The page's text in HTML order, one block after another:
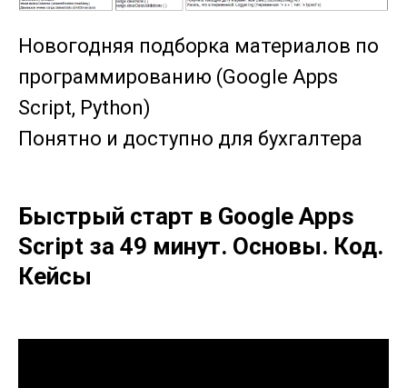
Новогодняя подборка материалов по
программированию (Google Apps
Script, Python)
Понятно и доступно для бухгалтера
Быстрый старт в Google Apps
Script за 49 минут. Основы. Код.
Кейсы